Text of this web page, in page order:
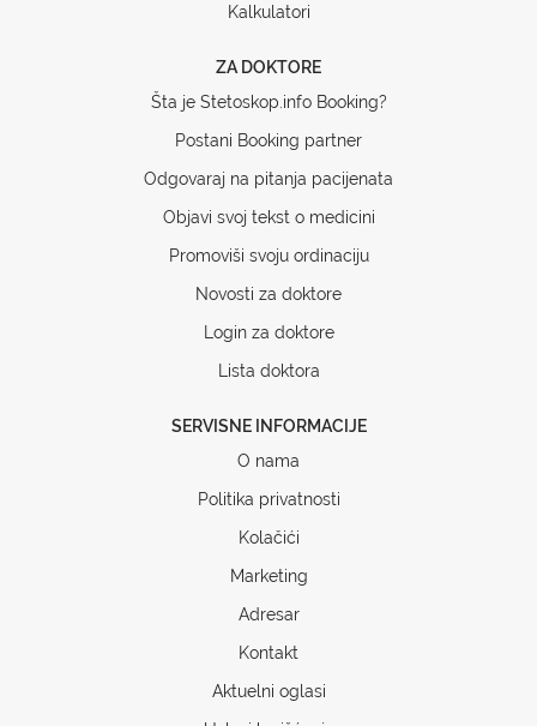
Kalkulatori
ZA DOKTORE
Šta je Stetoskop.info Booking?
Postani Booking partner
Odgovaraj na pitanja pacijenata
Objavi svoj tekst o medicini
Promoviši svoju ordinaciju
Novosti za doktore
Login za doktore
Lista doktora
SERVISNE INFORMACIJE
O nama
Politika privatnosti
Kolačići
Marketing
Adresar
Kontakt
Aktuelni oglasi